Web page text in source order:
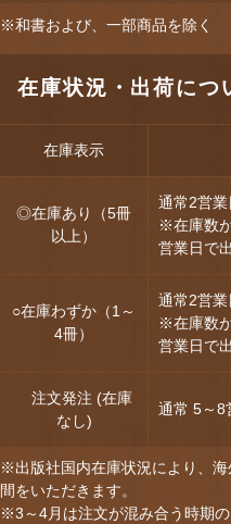
※和書および、一部商品を除く
在庫状況・出荷につ
在庫表示
◎在庫あり（5冊
以上）
通常2営
※在庫数
営業日で
○在庫わずか（1～
4冊）
通常2営
※在庫数
営業日で
注文発注 (在庫
なし)
通常 5～8
※出版社国内在庫状況により、
間をいただきます。
※3～4月は注文が混み合う時期